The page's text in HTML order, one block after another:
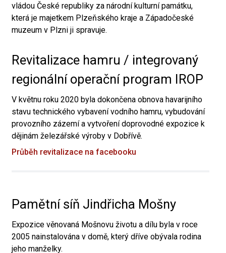
vládou České republiky za národní kulturní památku,
která je majetkem Plzeňského kraje a Západočeské
muzeum v Plzni ji spravuje.
Revitalizace hamru / integrovaný
regionální operační program IROP
V květnu roku 2020 byla dokončena obnova havarijního
stavu technického vybavení vodního hamru, vybudování
provozního zázemí a vytvoření doprovodné expozice k
dějinám železářské výroby v Dobřívě.
Průběh revitalizace na facebooku
Pamětní síň Jindřicha Mošny
Expozice věnovaná Mošnovu životu a dílu byla v roce
2005 nainstalována v domě, který dříve obývala rodina
jeho manželky.